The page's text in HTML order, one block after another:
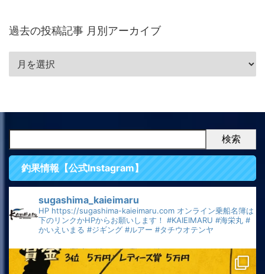
過去の投稿記事 月別アーカイブ
検索
釣果情報【公式Instagram】
sugashima_kaieimaru
HP https://sugashima-kaieimaru.com オンライン乗船名簿は
下のリンクかHPからお願いします！ #KAIEIMARU #海栄丸 #
かいえいまる #ジギング #ルアー #タチウオテンヤ